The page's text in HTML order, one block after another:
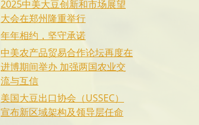
2025中美大豆创新和市场展望
大会在郑州隆重举行
年年相约，坚守承诺
中美农产品贸易合作论坛再度在
进博期间举办 加强两国农业交
流与互信
美国大豆出口协会（USSEC）
宣布新区域架构及领导层任命